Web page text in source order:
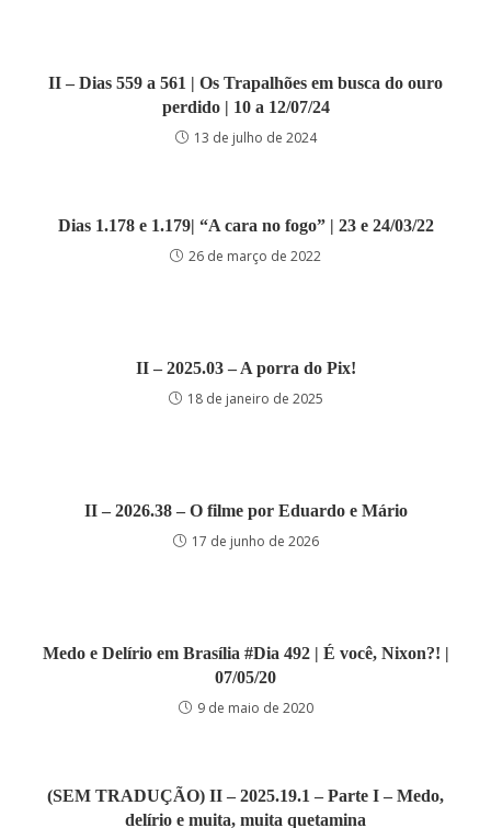
II – Dias 559 a 561 | Os Trapalhões em busca do ouro
perdido | 10 a 12/07/24
13 de julho de 2024
Dias 1.178 e 1.179| “A cara no fogo” | 23 e 24/03/22
26 de março de 2022
II – 2025.03 – A porra do Pix!
18 de janeiro de 2025
II – 2026.38 – O filme por Eduardo e Mário
17 de junho de 2026
Medo e Delírio em Brasília #Dia 492 | É você, Nixon?! |
07/05/20
9 de maio de 2020
(SEM TRADUÇÃO) II – 2025.19.1 – Parte I – Medo,
delírio e muita, muita quetamina